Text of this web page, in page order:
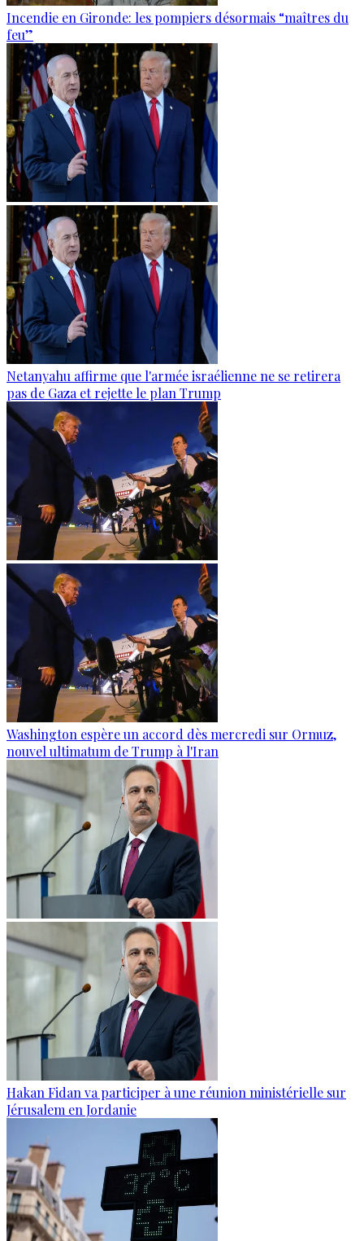
Incendie en Gironde: les pompiers désormais “maîtres du
feu”
Netanyahu affirme que l'armée israélienne ne se retirera
pas de Gaza et rejette le plan Trump
Washington espère un accord dès mercredi sur Ormuz,
nouvel ultimatum de Trump à l'Iran
Hakan Fidan va participer à une réunion ministérielle sur
Jérusalem en Jordanie